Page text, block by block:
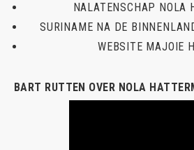
NALATENSCHAP NOLA
SURINAME NA DE
WEBSITE MAJOIE
BART RUTTEN OVER NOLA